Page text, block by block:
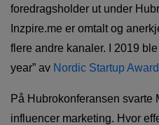
foredragsholder ut under
Inzpire.me er omtalt og
flere andre kanaler. I 2019
year” av Nordic Startup
På Hubrokonferansen svarte
influencer marketing. Hvor